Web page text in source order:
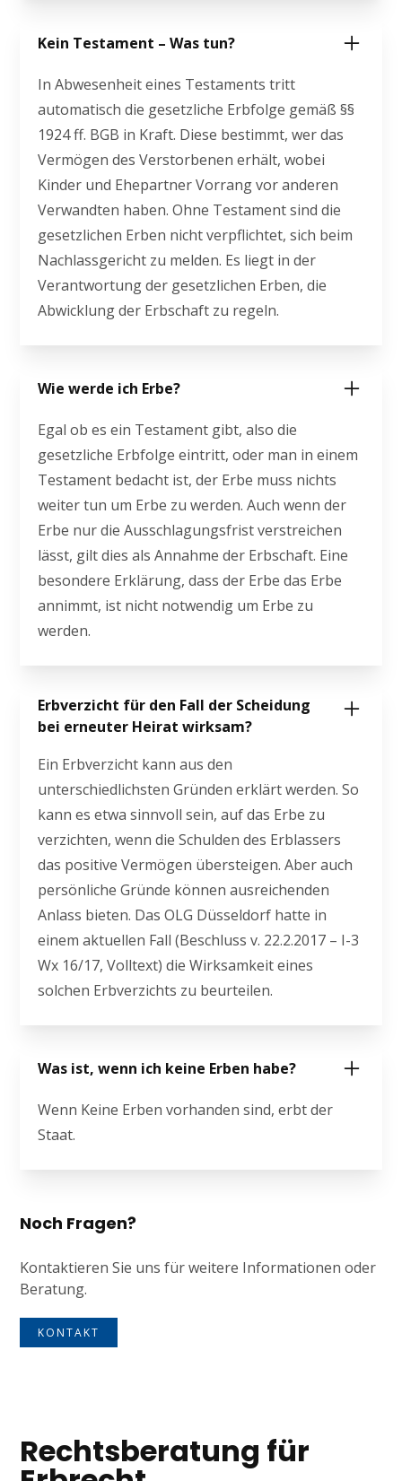
Kein Testament – Was tun?
In Abwesenheit eines Testaments tritt
automatisch die gesetzliche Erbfolge gemäß §§
1924 ff. BGB in Kraft. Diese bestimmt, wer das
Vermögen des Verstorbenen erhält, wobei
Kinder und Ehepartner Vorrang vor anderen
Verwandten haben. Ohne Testament sind die
gesetzlichen Erben nicht verpflichtet, sich beim
Nachlassgericht zu melden. Es liegt in der
Verantwortung der gesetzlichen Erben, die
Abwicklung der Erbschaft zu regeln.
Wie werde ich Erbe?
Egal ob es ein Testament gibt, also die
gesetzliche Erbfolge eintritt, oder man in einem
Testament bedacht ist, der Erbe muss nichts
weiter tun um Erbe zu werden. Auch wenn der
Erbe nur die Ausschlagungsfrist verstreichen
lässt, gilt dies als Annahme der Erbschaft. Eine
besondere Erklärung, dass der Erbe das Erbe
annimmt, ist nicht notwendig um Erbe zu
werden.
Erbverzicht für den Fall der Scheidung
bei erneuter Heirat wirksam?
Ein Erbverzicht kann aus den
unterschiedlichsten Gründen erklärt werden. So
kann es etwa sinnvoll sein, auf das Erbe zu
verzichten, wenn die Schulden des Erblassers
das positive Vermögen übersteigen. Aber auch
persönliche Gründe können ausreichenden
Anlass bieten. Das OLG Düsseldorf hatte in
einem aktuellen Fall (Beschluss v. 22.2.2017 – I-3
Wx 16/17, Volltext) die Wirksamkeit eines
solchen Erbverzichts zu beurteilen.
Was ist, wenn ich keine Erben habe?
Wenn Keine Erben vorhanden sind, erbt der
Staat.
Noch Fragen?
Kontaktieren Sie uns für weitere Informationen oder
Beratung.
KONTAKT
Rechtsberatung für